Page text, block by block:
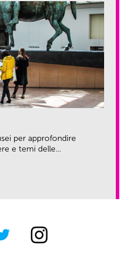
per approfondire
e temi delle...